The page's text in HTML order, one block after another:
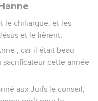
le chiliarque, et les
et le lièrent,
; car il était beau-
sacrificateur cette année-
aux Juifs le conseil,